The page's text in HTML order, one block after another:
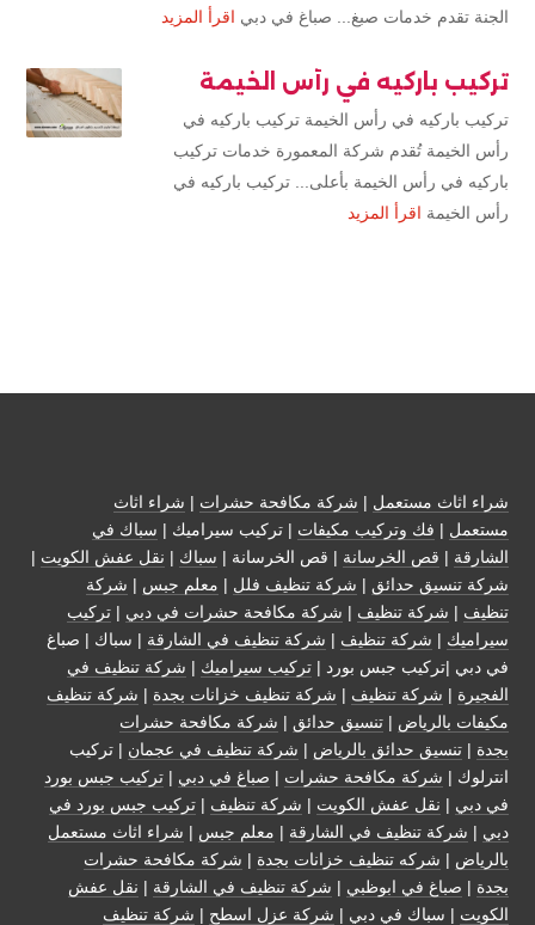
الجنة تقدم خدمات صبغ... صباغ في دبي اقرأ المزيد
تركيب باركيه في رأس الخيمة
تركيب باركيه في رأس الخيمة تركيب باركيه في
رأس الخيمة تُقدم شركة المعمورة خدمات تركيب
باركيه في رأس الخيمة بأعلى... تركيب باركيه في
رأس الخيمة اقرأ المزيد
شراء اثاث مستعمل | شركة مكافحة حشرات | شراء اثاث
مستعمل | فك وتركيب مكيفات | تركيب سيراميك | سباك في
الشارقة | قص الخرسانة | قص الخرسانة | سباك | نقل عفش الكويت |
شركة تنسيق حدائق | شركة تنظيف فلل | معلم جبس | شركة
تنظيف | شركة تنظيف | شركة مكافحة حشرات في دبي | تركيب
سيراميك | شركة تنظيف | شركة تنظيف في الشارقة | سباك | صباغ
في دبي |تركيب جبس بورد | تركيب سيراميك | شركة تنظيف في
الفجيرة | شركة تنظيف | شركة تنظيف خزانات بجدة | شركة تنظيف
مكيفات بالرياض | تنسيق حدائق | شركة مكافحة حشرات
بجدة | تنسيق حدائق بالرياض | شركة تنظيف في عجمان | تركيب
انترلوك | شركة مكافحة حشرات | صباغ في دبي | تركيب جبس بورد
في دبي | نقل عفش الكويت | شركة تنظيف | تركيب جبس بورد في
دبي | شركة تنظيف في الشارقة | معلم جبس | شراء اثاث مستعمل
بالرياض | شركه تنظيف خزانات بجدة | شركة مكافحة حشرات
بجدة | صباغ في ابوظبي | شركة تنظيف في الشارقة | نقل عفش
الكويت | سباك في دبي | شركة عزل اسطح | شركة تنظيف